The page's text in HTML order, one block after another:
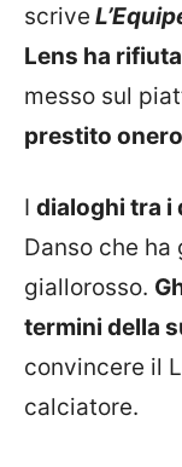
scrive
Lens ha
messo sul
prestito
I dialoghi tra i
Danso che ha
giallorosso.
termini della
convincere il
calciatore.